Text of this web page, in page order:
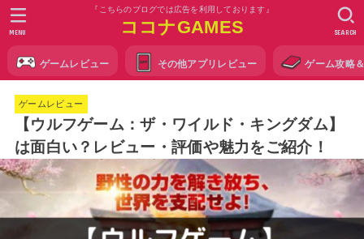
『こちらのブログでは広告を利用しております』
ココナGAMES
ゲームレビュー その他アプリレビュー ゲーム攻略
SEARCH
MENU
ゲームレビュー
【ウルフゲーム：ザ・ワイルド・キングダム】
は面白い？レビュー・評価や魅力をご紹介！